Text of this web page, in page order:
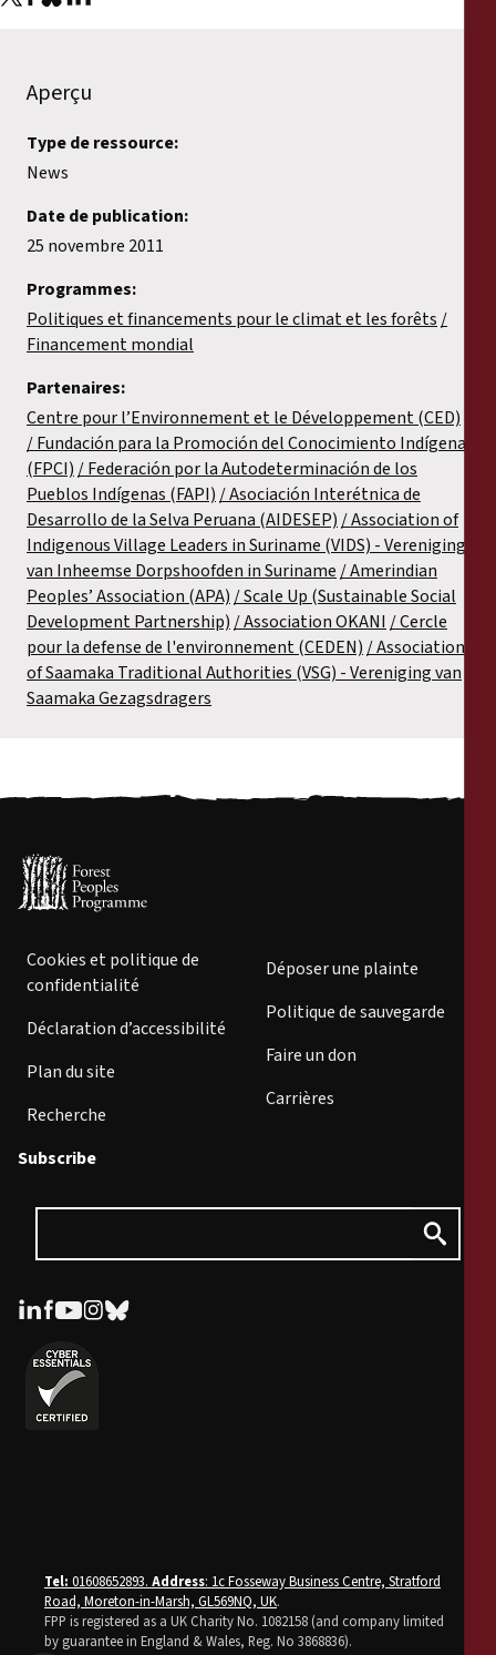
Aperçu
Type de ressource:
News
Date de publication:
25 novembre 2011
Programmes:
Politiques et financements pour le climat et les forêts
Financement mondial
Partenaires:
Centre pour l’Environnement et le Développement (CED)
Fundación para la Promoción del Conocimiento Indígena
(FPCI)
Federación por la Autodeterminación de los
Pueblos Indígenas (FAPI) Asociación Interétnica de
Desarrollo de la Selva Peruana (AIDESEP) Association of
Indigenous Village Leaders in Suriname (VIDS) - Vereniging
van Inheemse Dorpshoofden in Suriname Amerindian
Peoples’ Association (APA) Scale Up (Sustainable Social
Development Partnership) Association OKANI
Cercle
pour la defense de l'environnement (CEDEN) Association
of Saamaka Traditional Authorities (VSG) - Vereniging van
Saamaka Gezagsdragers
Cookies et politique de
confidentialité
Déclaration d’accessibilité
Plan du site
Recherche
Déposer une plainte
Politique de sauvegarde
Faire un don
Carrières
Subscribe
Tel: 01608652893. Address: 1c Fosseway Business Centre, Stratford
Road, Moreton-in-Marsh, GL569NQ, UK.
FPP is registered as a UK Charity No. 1082158 (and company limited
by guarantee in England & Wales, Reg. No 3868836).